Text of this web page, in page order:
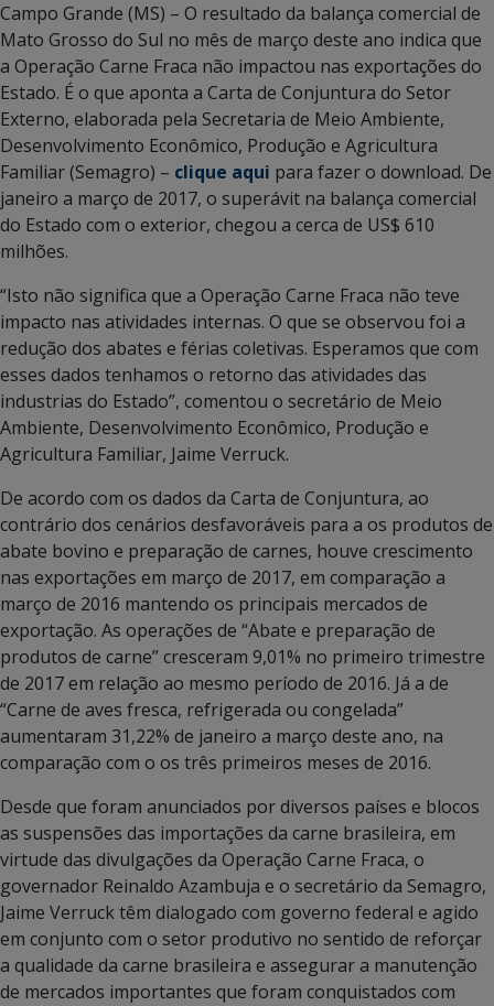
Campo Grande (MS) – O resultado da balança comercial de
Mato Grosso do Sul no mês de março deste ano indica que
a Operação Carne Fraca não impactou nas exportações do
Estado. É o que aponta a Carta de Conjuntura do Setor
Externo, elaborada pela Secretaria de Meio Ambiente,
Desenvolvimento Econômico, Produção e Agricultura
Familiar (Semagro) – clique aqui para fazer o download. De
janeiro a março de 2017, o superávit na balança comercial
do Estado com o exterior, chegou a cerca de US$ 610
milhões.
“Isto não significa que a Operação Carne Fraca não teve
impacto nas atividades internas. O que se observou foi a
redução dos abates e férias coletivas. Esperamos que com
esses dados tenhamos o retorno das atividades das
industrias do Estado”, comentou o secretário de Meio
Ambiente, Desenvolvimento Econômico, Produção e
Agricultura Familiar, Jaime Verruck.
De acordo com os dados da Carta de Conjuntura, ao
contrário dos cenários desfavoráveis para a os produtos de
abate bovino e preparação de carnes, houve crescimento
nas exportações em março de 2017, em comparação a
março de 2016 mantendo os principais mercados de
exportação. As operações de “Abate e preparação de
produtos de carne” cresceram 9,01% no primeiro trimestre
de 2017 em relação ao mesmo período de 2016. Já a de
“Carne de aves fresca, refrigerada ou congelada”
aumentaram 31,22% de janeiro a março deste ano, na
comparação com o os três primeiros meses de 2016.
Desde que foram anunciados por diversos países e blocos
as suspensões das importações da carne brasileira, em
virtude das divulgações da Operação Carne Fraca, o
governador Reinaldo Azambuja e o secretário da Semagro,
Jaime Verruck têm dialogado com governo federal e agido
em conjunto com o setor produtivo no sentido de reforçar
a qualidade da carne brasileira e assegurar a manutenção
de mercados importantes que foram conquistados com